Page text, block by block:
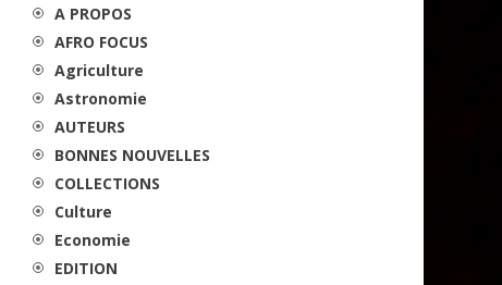
A PROPOS
AFRO FOCUS
Agriculture
Astronomie
AUTEURS
BONNES NOUVELLES
COLLECTIONS
Culture
Economie
EDITION